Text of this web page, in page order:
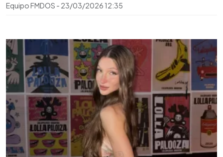
Equipo FMDOS - 23/03/2026 12:35